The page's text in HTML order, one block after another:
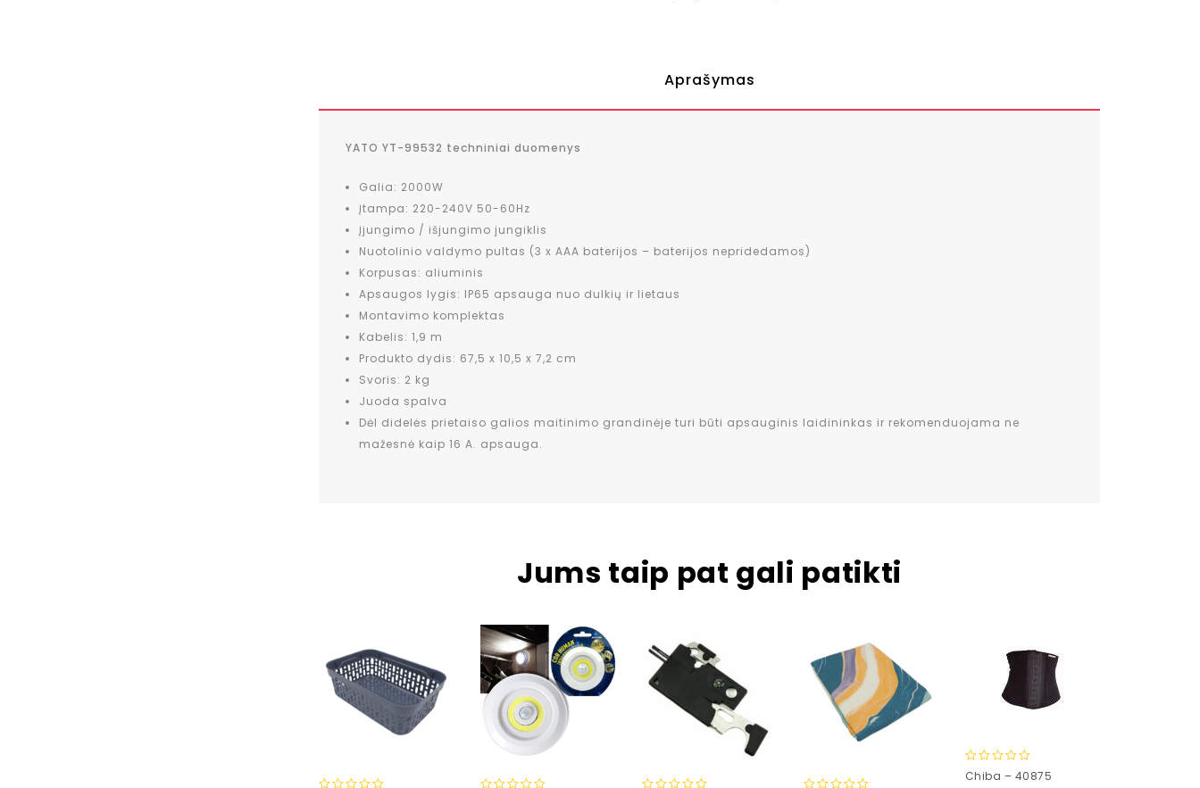
Aprašymas
YATO YT-99532 techniniai duomenys
Galia: 2000W
Įtampa: 220-240V 50-60Hz
Įjungimo / išjungimo jungiklis
Nuotolinio valdymo pultas (3 x AAA baterijos – baterijos nepridedamos)
Korpusas: aliuminis
Apsaugos lygis: IP65 apsauga nuo dulkių ir lietaus
Montavimo komplektas
Kabelis: 1,9 m
Produkto dydis: 67,5 x 10,5 x 7,2 cm
Svoris: 2 kg
Juoda spalva
Dėl didelės prietaiso galios maitinimo grandinėje turi būti apsauginis laidininkas ir rekomenduojama ne
mažesnė kaip 16 A. apsauga.
Jums taip pat gali patikti
0
Chiba – 40875